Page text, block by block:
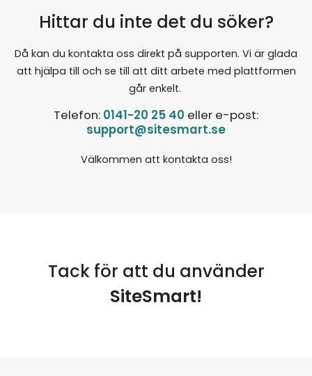
Du kan då välja att visa det allra lägsta
priset i volymrabatten på produktlistan. På
själva produktsidan visas dock priset som
När du skapar stafflingsschemat kan du
även ange om det lägsta priset ska visas i
inte kan se detta på produktsidan så beror
det förmodligen på att kryssrutan för
Staffling inte är i kryssad för publik visning.
Hittar du inte det du söker?
Då kan du kontakta oss direkt på supporten. Vi är glada
att hjälpa till och se till att ditt arbete med plattformen
går enkelt.
Telefon: 0141-20 25 40 eller e-post:
support@sitesmart.se
Välkommen att kontakta oss!
Tack för att du använder
SiteSmart!